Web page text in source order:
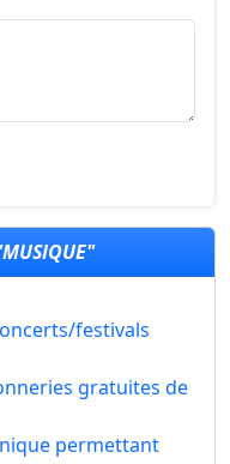
festivals
gratuites de
permettant